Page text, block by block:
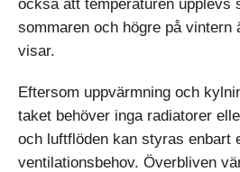
också att temperaturen upplevs
sommaren och högre på vintern
visar.
Eftersom uppvärmning och
taket behöver inga radiatorer
och luftflöden kan styras enbart
ventilationsbehov. Överbliven